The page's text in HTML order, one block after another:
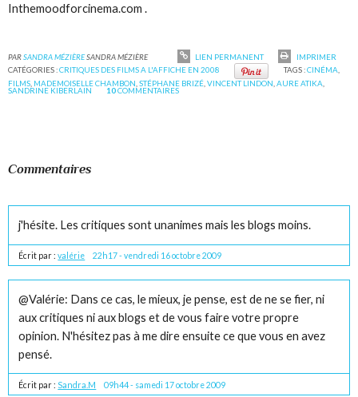
Inthemoodforcinema.com .
PARSANDRA MÉZIÈRESANDRA MÉZIÈRE LIEN PERMANENT
IMPRIMER
CATÉGORIES :CRITIQUES DES FILMS A L'AFFICHE EN 2008 TAGS :CINÉMA,
FILMS MADEMOISELLE CHAMBON ,STÉPHANE BRIZÉ ,VINCENT LINDON ,AURE ATIKA
SANDRINE KIBERLAIN 10COMMENTAIRES
Commentaires
j'hésite. Les critiques sont unanimes mais les blogs moins.
Écrit par :valérie 22h17-vendredi 16 octobre 2009
@Valérie: Dans ce cas, le mieux, je pense, est de ne se fier, ni
aux critiques ni aux blogs et de vous faire votre propre
opinion. N'hésitez pas à me dire ensuite ce que vous en avez
pensé.
Écrit par : Sandra.M 09h44- samedi 17 octobre 2009